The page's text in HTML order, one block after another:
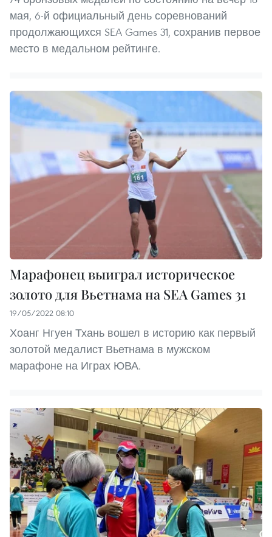
мая, 6-й официальный день соревнований
продолжающихся SEA Games 31, сохранив первое
место в медальном рейтинге.
Марафонец выиграл историческое
золото для Вьетнама на SEA Games 31
19/05/2022 08:10
Хоанг Нгуен Тхань вошел в историю как первый
золотой медалист Вьетнама в мужском
марафоне на Играх ЮВА.